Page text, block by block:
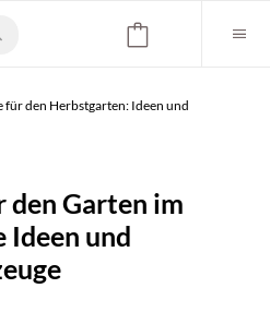
für den Herbstgarten: Ideen und
Garten im
Ideen und